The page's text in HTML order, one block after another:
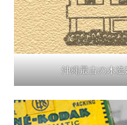
沖縄最古の木